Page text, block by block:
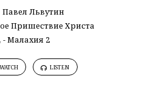
Павел Львутин
Пришествие Христа
, - Малахия 2
WATCH LISTEN